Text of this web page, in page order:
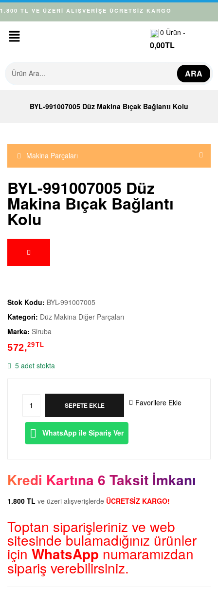
1.800 TL VE ÜZERİ ALIŞVERİŞE ÜCRETSİZ KARGO
0 Ürün -
0,00TL
ARA
BYL-991007005 Düz Makina Bıçak Bağlantı Kolu
Makina Parçaları
BYL-991007005 Düz
Makina Bıçak Bağlantı
Kolu
Stok Kodu: BYL-991007005
Kategori: Düz Makina Diğer Parçaları
Marka: Siruba
572,29TL
5 adet stokta
SEPETE EKLE Favorilere Ekle
WhatsApp ile Sipariş Ver
Kredi Kartına 6 Taksit İmkanı
1.800 TL ve üzeri alışverişlerde ÜCRETSİZ KARGO!
Toptan siparişleriniz ve web
sitesinde bulamadığınız ürünler
için WhatsApp numaramızdan
sipariş verebilirsiniz.